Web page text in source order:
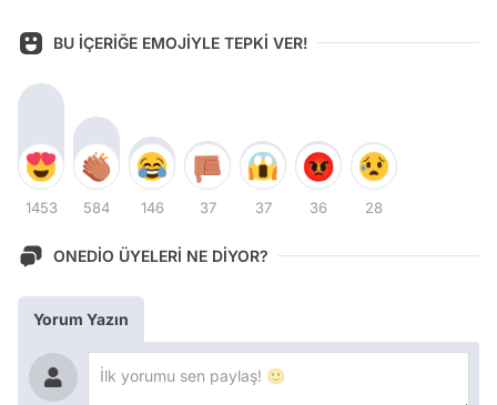
BU İÇERİĞE EMOJİYLE TEPKİ VER!
1453 584 146 37 37 36 28
ONEDİO ÜYELERİ NE DİYOR?
Yorum Yazın